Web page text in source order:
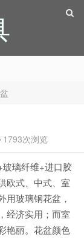
1793次浏览
璃纤维+进口胶
欧式、中式、室
用玻璃钢花盆，
经济实用；而室
艳丽。花盆颜色